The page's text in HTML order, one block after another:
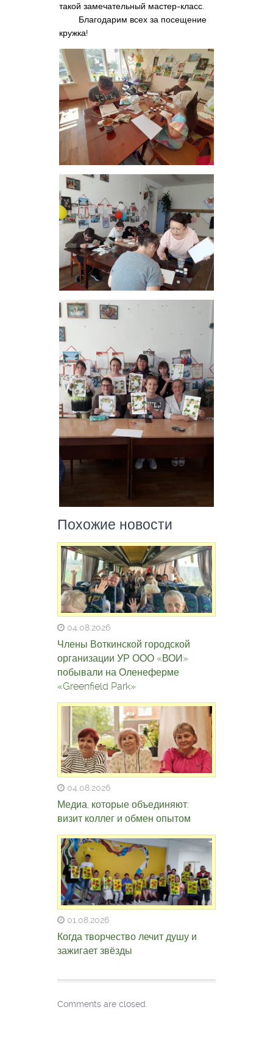
такой замечательный мастер-класс.
Благодарим всех за посещение
кружка!
Похожие новости
04.08.2026
Члены Воткинской городской
организации УР ООО «ВОИ»
побывали на Оленеферме
«Greenfield Park»
04.08.2026
Медиа, которые объединяют:
визит коллег и обмен опытом
01.08.2026
Когда творчество лечит душу и
зажигает звёзды
Comments are closed.